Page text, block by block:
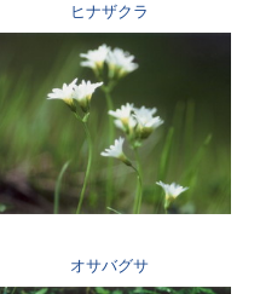
ヒナザクラ
オサバグサ